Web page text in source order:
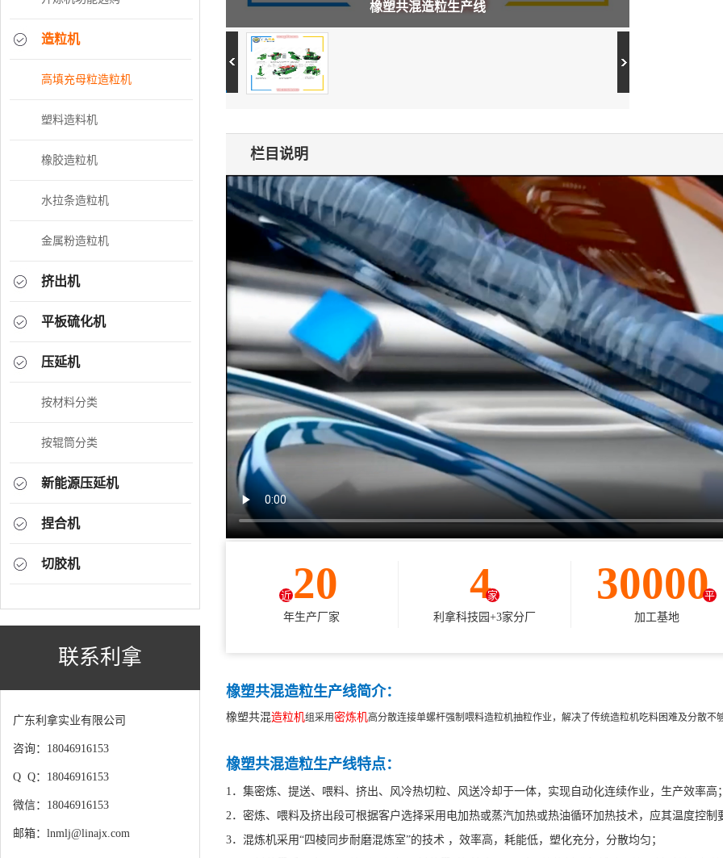
造粒机
高填充母粒造粒机
塑料造料机
橡胶造粒机
水拉条造粒机
金属粉造粒机
挤出机
平板硫化机
压延机
按材料分类
按辊筒分类
新能源压延机
捏合机
切胶机
联系利拿
广东利拿实业有限公司
咨询：18046916153
Q Q：18046916153
微信：18046916153
邮箱：lnmlj@linajx.com
橡塑共混造粒生产线
栏目说明
近20
年生产厂家
4家
利拿科技园+3家分厂
30000平
加工基地
橡塑共混造粒生产线简介：
橡塑共混造粒机组采用密炼机高分散连接单螺杆强制喂料造粒机抽粒作业，解决了传统造粒机吃料困难及分散不
橡塑共混造粒生产线特点：
1．集密炼、提送、喂料、挤出、风冷热切粒、风送冷却于一体，实现自动化连续作业，生产效率高
2．密炼、喂料及挤出段可根据客户选择采用电加热或蒸汽加热或热油循环加热技术，应其温度控制
3．混炼机采用“四棱同步耐磨混炼室”的技术 ，效率高，耗能低，塑化充分，分散均匀；